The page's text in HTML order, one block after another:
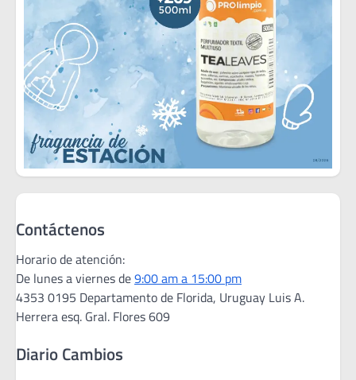
Contáctenos
Horario de atención:
De lunes a viernes de9:00 am a 15:00 pm
4353 0195 Departamento de Florida, Uruguay Luis A.
Herrera esq. Gral. Flores 609
Diario Cambios